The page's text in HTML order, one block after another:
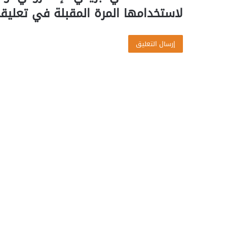
لاستخدامها المرة المقبلة في